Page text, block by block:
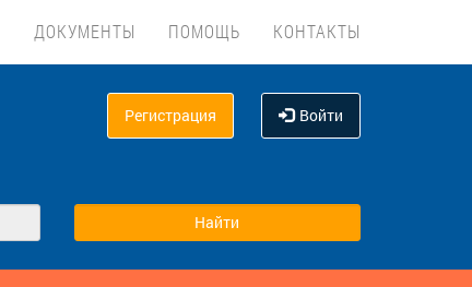
ДОКУМЕНТЫ ПОМОЩЬ КОНТАКТЫ
Регистрация Войти